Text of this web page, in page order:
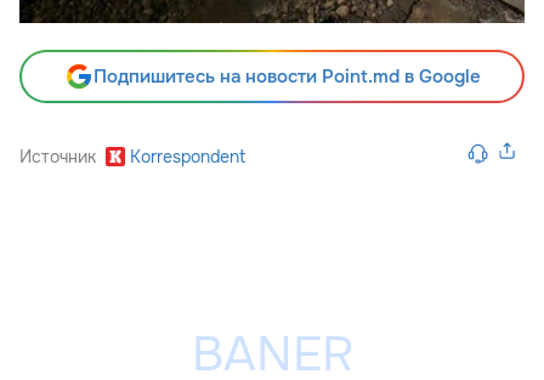
Подпишитесь на новости Point.md в Google
Источник Korrespondent